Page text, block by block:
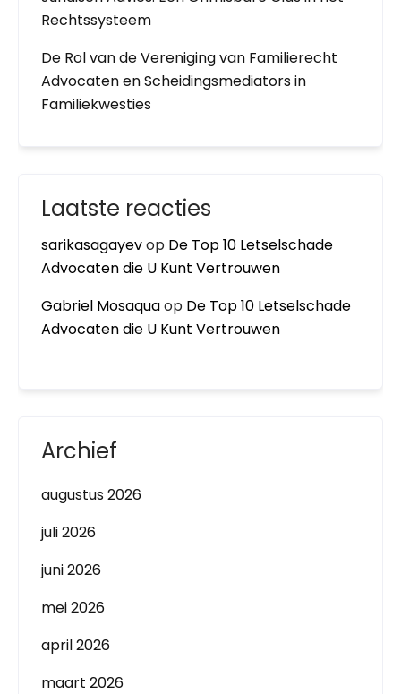
Rechtssysteem
De Rol van de Vereniging van Familierecht
Advocaten en Scheidingsmediators in
Familiekwesties
Laatste reacties
sarikasagayevop De Top 10 Letselschade
Advocaten die U Kunt Vertrouwen
Gabriel Mosaquaop De Top 10 Letselschade
Advocaten die U Kunt Vertrouwen
Archief
augustus 2026
juli 2026
juni 2026
mei 2026
april 2026
maart 2026